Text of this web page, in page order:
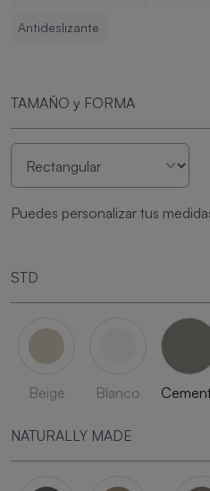
Antideslizante
TAMAÑO y FORMA
Puedes personalizar tus
STD
Beige Blanco
NATURALLY MADE